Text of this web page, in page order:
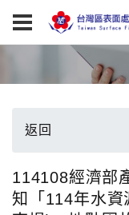
返回
114108經濟部
知「114年水資